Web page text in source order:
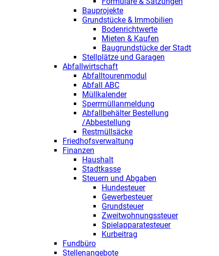
Bauprojekte
Grundstücke & Immobilien
Bodenrichtwerte
Mieten & Kaufen
Baugrundstücke der Stadt
Stellplätze und Garagen
Abfallwirtschaft
Abfalltourenmodul
Abfall ABC
Müllkalender
Sperrmüllanmeldung
Abfallbehälter Bestellung
/Abbestellung
Restmüllsäcke
Friedhofsverwaltung
Finanzen
Haushalt
Stadtkasse
Steuern und Abgaben
Hundesteuer
Gewerbesteuer
Grundsteuer
Zweitwohnungssteuer
Spielapparatesteuer
Kurbeitrag
Fundbüro
Stellenangebote